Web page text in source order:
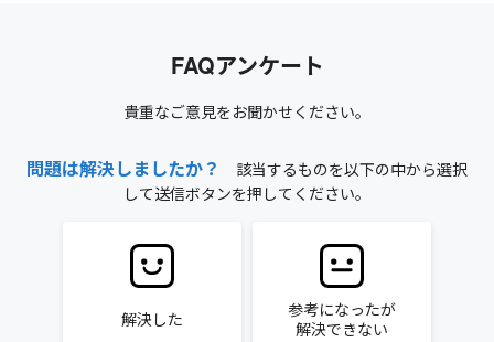
FAQアンケート
貴重なご意見をお聞かせください。
問題は解決しましたか？
該当するものを以下の中から選択
して送信ボタンを押してください。
解決した
参考になったが
解決できない